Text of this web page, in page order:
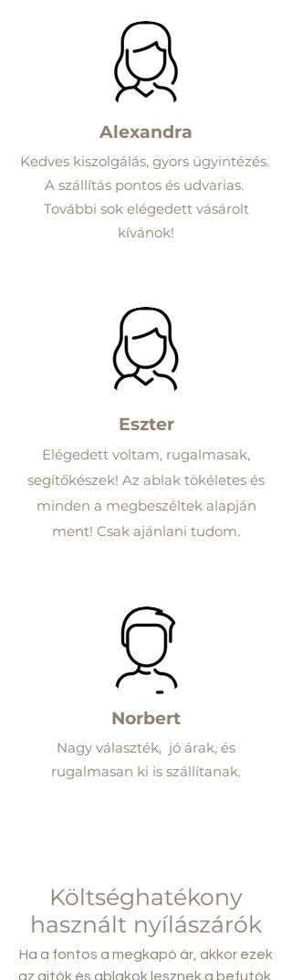
Alexandra
Kedves kiszolgálás, gyors ügyintézés.
A szállítás pontos és udvarias.
További sok elégedett vásárolt
kívánok!
Eszter
Elégedett voltam, rugalmasak,
segítőkészek! Az ablak tökéletes és
minden a megbeszéltek alapján
ment! Csak ajánlani tudom.
Norbert
Nagy választék, jó árak, és
rugalmasan ki is szállítanak.
Költséghatékony
használt nyílászárók
Ha a fontos a megkapó ár, akkor ezek
az ajtók és ablakok lesznek a befutók.